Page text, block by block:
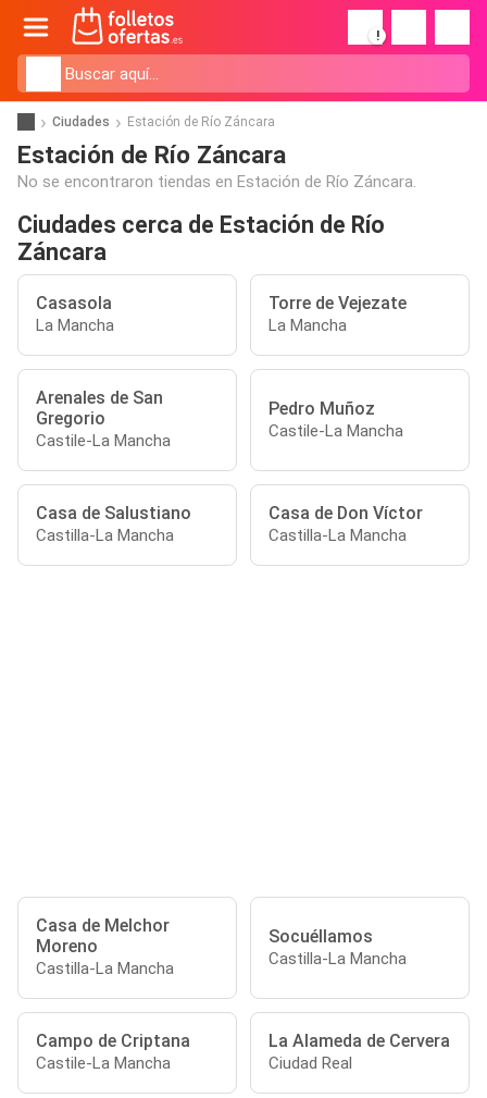
!
Ciudades Estación de Río Záncara
Estación de Río Záncara
No se encontraron tiendas en Estación de Río Záncara.
Ciudades cerca de Estación de Río
Záncara
Casasola
La Mancha
Torre de Vejezate
La Mancha
Arenales de San
Gregorio
Castile-La Mancha
Pedro Muñoz
Castile-La Mancha
Casa de Salustiano
Castilla-La Mancha
Casa de Don Víctor
Castilla-La Mancha
Casa de Melchor
Moreno
Castilla-La Mancha
Socuéllamos
Castilla-La Mancha
Campo de Criptana
Castile-La Mancha
La Alameda de Cervera
Ciudad Real